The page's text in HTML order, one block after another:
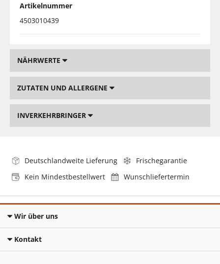
Artikelnummer
4503010439
NÄHRWERTE
ZUTATEN UND ALLERGENE
INVERKEHRBRINGER
Deutschlandweite Lieferung
Frischegarantie
Kein Mindestbestellwert
Wunschliefertermin
Wir über uns
Kontakt